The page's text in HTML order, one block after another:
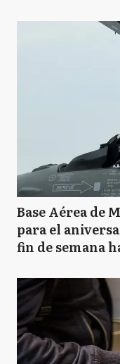
Base Aérea de
para el
fin de semana